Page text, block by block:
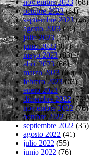
noviembre 2023(68)
octubre 2023(64)
septiembre 2023(46)
agosto 2023(46)
julio 2023(75)
junio 2023(81)
mayo 2023(83)
abril 2023(66)
marzo 2023(62)
febrero 2023(63)
enero 2023(74)
diciembre 2022(73)
noviembre 2022(76)
octubre 2022(65)
septiembre 2022 (35)
agosto 2022 (41)
julio 2022 (55)
junio 2022 (76)